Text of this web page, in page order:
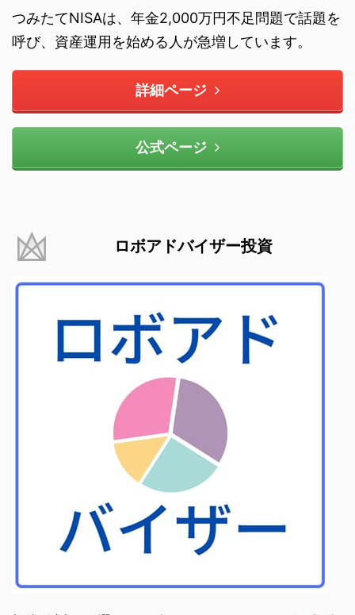
つみたてNISAは、年金2,000万円不足問題で話題を
呼び、資産運用を始める人が急増しています。
詳細ページ
公式ページ
ロボアドバイザー投資